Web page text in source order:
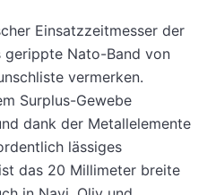
Einsatzzeitmesser der
Nato-Band von
vermerken.
Surplus-Gewebe
dank der Metallelemente
lässiges
das 20 Millimeter breite